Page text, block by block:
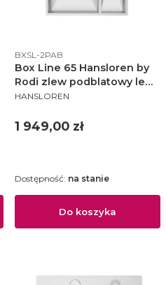
Kod produktu
BXSL-2PAB
Box Line 65 Hansloren by
Rodi zlew podblatowy lewy
stal szczotkowana - BXSL-
PRODUCENT
HANSLOREN
Cena
1 949,00 zł
Do koszyka
Dostępność: na stanie